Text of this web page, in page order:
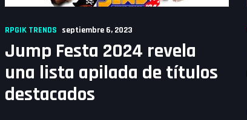
RPGIK TRENDS septiembre 6, 2023
Jump Festa 2024 revela
una lista apilada de títulos
destacados